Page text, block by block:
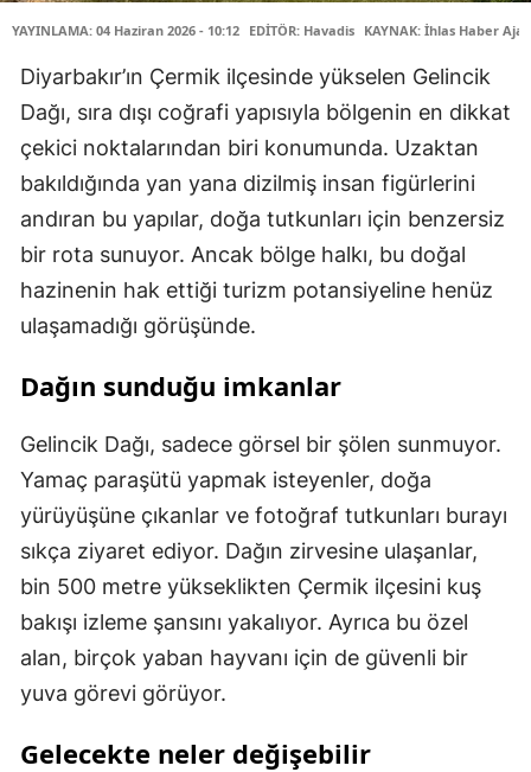
YAYINLAMA: 04 Haziran 2026 - 10:12 EDİTÖR: Havadis KAYNAK: İhlas Haber
Diyarbakır’ın Çermik ilçesinde yükselen Gelincik
Dağı, sıra dışı coğrafi yapısıyla bölgenin en dikkat
çekici noktalarından biri konumunda. Uzaktan
bakıldığında yan yana dizilmiş insan figürlerini
andıran bu yapılar, doğa tutkunları için benzersiz
bir rota sunuyor. Ancak bölge halkı, bu doğal
hazinenin hak ettiği turizm potansiyeline henüz
ulaşamadığı görüşünde.
Dağın sunduğu imkanlar
Gelincik Dağı, sadece görsel bir şölen sunmuyor.
Yamaç paraşütü yapmak isteyenler, doğa
yürüyüşüne çıkanlar ve fotoğraf tutkunları burayı
sıkça ziyaret ediyor. Dağın zirvesine ulaşanlar,
bin 500 metre yükseklikten Çermik ilçesini kuş
bakışı izleme şansını yakalıyor. Ayrıca bu özel
alan, birçok yaban hayvanı için de güvenli bir
yuva görevi görüyor.
Gelecekte neler değişebilir